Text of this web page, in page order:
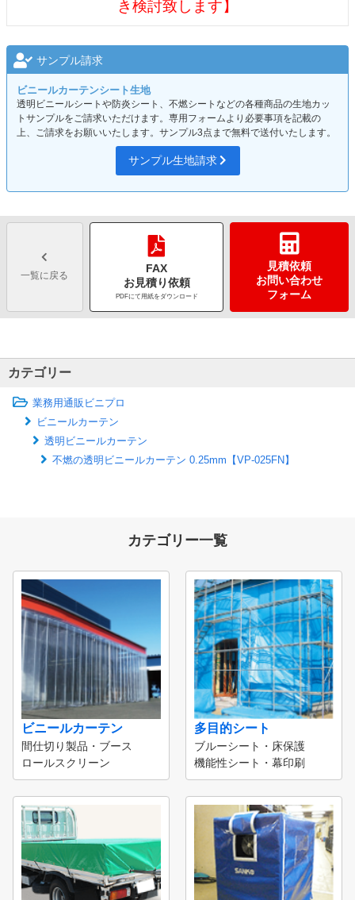
き検討致します】
サンプル請求
ビニールカーテンシート生地
透明ビニールシートや防炎シート、不燃シートなどの各種商品の生地カッ
トサンプルをご請求いただけます。専用フォームより必要事項を記載の
上、ご請求をお願いいたします。サンプル3点まで無料で送付いたします。
サンプル生地請求
一覧に戻る
FAX
お見積り依頼
PDFにて用紙をダウンロード
見積依頼
お問い合わせ
フォーム
カテゴリー
業務用通販ビニプロ
ビニールカーテン
透明ビニールカーテン
不燃の透明ビニールカーテン 0.25mm【VP-025FN】
カテゴリー一覧
ビニールカーテン
間仕切り製品・ブース
ロールスクリーン
多目的シート
ブルーシート・床保護
機能性シート・幕印刷